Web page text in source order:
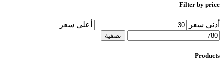
Filter by price
أدنى سعر أعلى سعر
تصفية
Products